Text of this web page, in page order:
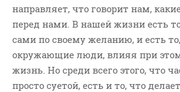
направляет, что говорит нам,
перед нами. В нашей жизни есть
сами по своему желанию, и есть
окружающие люди, влияя при
жизнь. Но среди всего этого, что
просто суетой, есть и то, что